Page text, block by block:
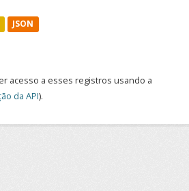
JSON
acesso a esses registros usando a
da API).